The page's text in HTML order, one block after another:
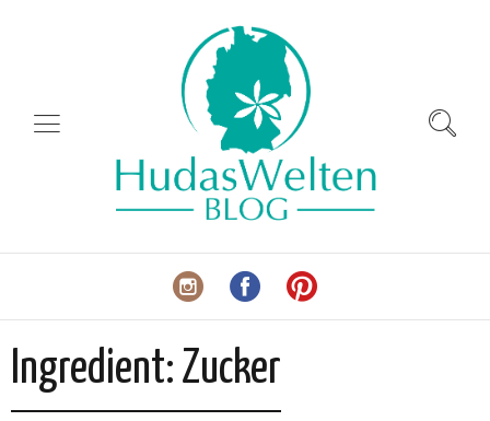
Ingredient: Zucker